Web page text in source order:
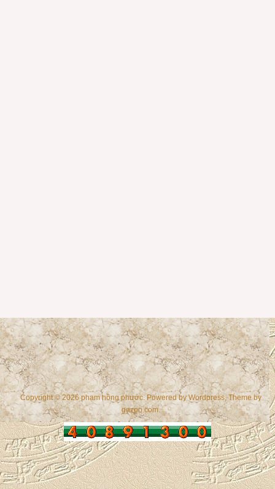
Copyright © 2026 phạm hồng phước. Powered byWordpress, Theme by
gazpo.com.